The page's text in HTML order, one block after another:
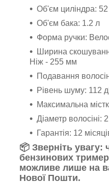
Об'єм циліндра: 52
Об'єм бака: 1.2 л
Форма ручки:
Ширина
Ніж - 255 мм
Подавання
Рівень шуму: 112
Максимальна
Діаметр волосіні:
Гарантія: 12
📦 Зверніть увагу:
бензинових
можливе лише на
Нової Пошти.